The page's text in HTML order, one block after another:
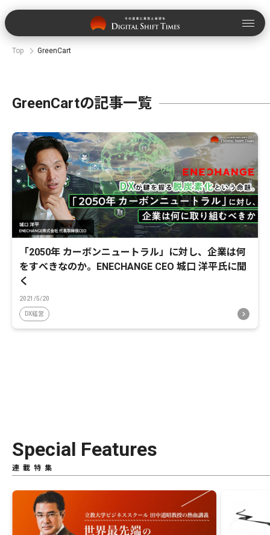
Top GreenCart
GreenCartの記事一覧
「2050年 カーボンニュートラル」に対し、企業は何
をすべきなのか。ENECHANGE CEO 城口 洋平氏に聞
く
2021/5/20
DX経営
Special Features
連載特集